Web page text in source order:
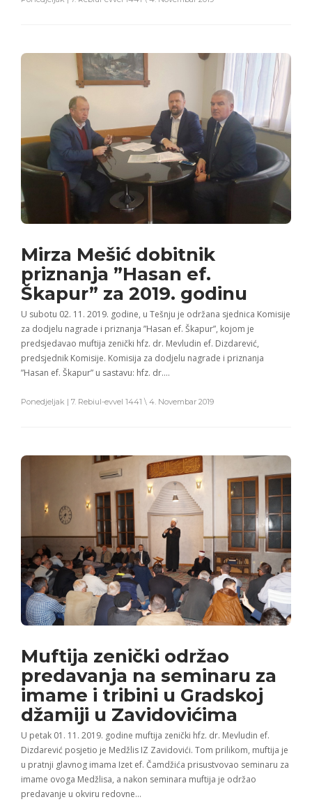
Mirza Mešić dobitnik
priznanja ”Hasan ef.
Škapur” za 2019. godinu
U subotu 02. 11. 2019. godine, u Tešnju je održana sjednica Komisije
za dodjelu nagrade i priznanja ”Hasan ef. Škapur”, kojom je
predsjedavao muftija zenički hfz. dr. Mevludin ef. Dizdarević,
predsjednik Komisije. Komisija za dodjelu nagrade i priznanja
”Hasan ef. Škapur” u sastavu: hfz. dr….
Ponedjeljak | 7. Rebiul-evvel 1441 \ 4. Novembar 2019
Muftija zenički održao
predavanja na seminaru za
imame i tribini u Gradskoj
džamiji u Zavidovićima
U petak 01. 11. 2019. godine muftija zenički hfz. dr. Mevludin ef.
Dizdarević posjetio je Medžlis IZ Zavidovići. Tom prilikom, muftija je
u pratnji glavnog imama Izet ef. Čamdžića prisustvovao seminaru za
imame ovoga Medžlisa, a nakon seminara muftija je održao
predavanje u okviru redovne…